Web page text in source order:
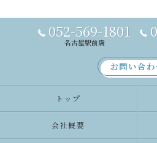
052-569-1801
名古屋駅前店
お問い合わ
トップ
会社概要